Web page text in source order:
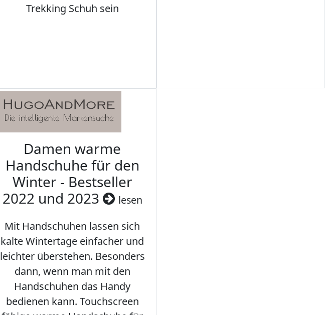
Trekking Schuh sein
Damen warme
Handschuhe für den
Winter - Bestseller
2022 und 2023
lesen
Mit Handschuhen lassen sich
kalte Wintertage einfacher und
leichter überstehen. Besonders
dann, wenn man mit den
Handschuhen das Handy
bedienen kann. Touchscreen